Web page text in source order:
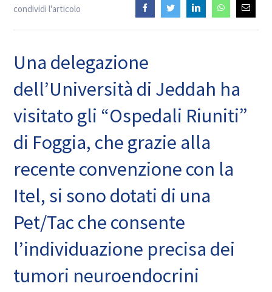
condividi l'articolo
Una delegazione
dell’Università di Jeddah ha
visitato gli “Ospedali Riuniti”
di Foggia, che grazie alla
recente convenzione con la
Itel, si sono dotati di una
Pet/Tac che consente
l’individuazione precisa dei
tumori neuroendocrini